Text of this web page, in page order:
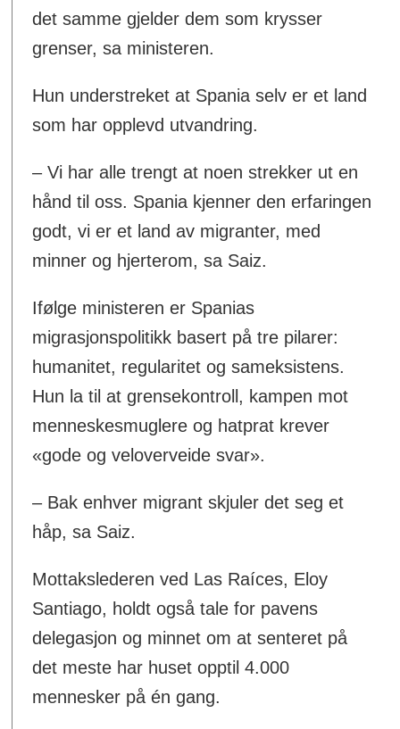
det samme gjelder dem som krysser
grenser, sa ministeren.
Hun understreket at Spania selv er et land
som har opplevd utvandring.
– Vi har alle trengt at noen strekker ut en
hånd til oss. Spania kjenner den erfaringen
godt, vi er et land av migranter, med
minner og hjerterom, sa Saiz.
Ifølge ministeren er Spanias
migrasjonspolitikk basert på tre pilarer:
humanitet, regularitet og sameksistens.
Hun la til at grensekontroll, kampen mot
menneskesmuglere og hatprat krever
«gode og veloverveide svar».
– Bak enhver migrant skjuler det seg et
håp, sa Saiz.
Mottakslederen ved Las Raíces, Eloy
Santiago, holdt også tale for pavens
delegasjon og minnet om at senteret på
det meste har huset opptil 4.000
mennesker på én gang.